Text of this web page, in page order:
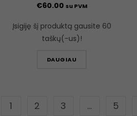
€60.00 su PVM
Įsigiję šį produktą gausite 60
taškų(-us)!
DAUGIAU
1 2 3 … 5